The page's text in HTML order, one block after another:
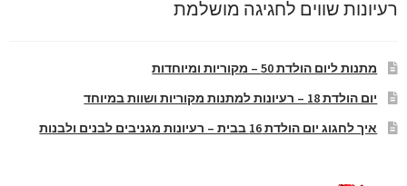
רעיונות שווים לחגיגה מושלמת
מתנות ליום הולדת 50 – מקוריות ומיוחדות
יום הולדת 18 – רעיונות למתנות מקוריות ושוות במיוחד
איך לחגוג יום הולדת 16 בבית – רעיונות מגניבים לבנים ולבנות